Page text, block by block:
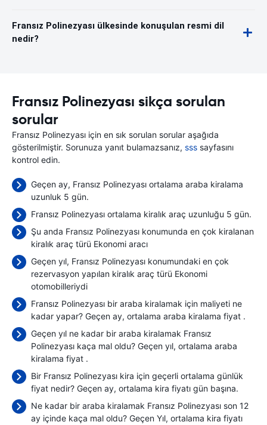
Fransız Polinezyası ülkesinde konuşulan resmi dil
nedir?
Fransız Polinezyası sikça sorulan
sorular
Fransız Polinezyası için en sık sorulan sorular aşağıda
gösterilmiştir. Sorunuza yanıt bulamazsanız, sss sayfasını
kontrol edin.
Geçen ay, Fransız Polinezyası ortalama araba kiralama
uzunluk 5 gün.
Fransız Polinezyası ortalama kiralık araç uzunluğu 5 gün.
Şu anda Fransız Polinezyası konumunda en çok kiralanan
kiralık araç türü Ekonomi aracı
Geçen yıl, Fransız Polinezyası konumundaki en çok
rezervasyon yapılan kiralık araç türü Ekonomi
otomobilleriydi
Fransız Polinezyası bir araba kiralamak için maliyeti ne
kadar yapar? Geçen ay, ortalama araba kiralama fiyat .
Geçen yıl ne kadar bir araba kiralamak Fransız
Polinezyası kaça mal oldu? Geçen yıl, ortalama araba
kiralama fiyat .
Bir Fransız Polinezyası kira için geçerli ortalama günlük
fiyat nedir? Geçen ay, ortalama kira fiyatı gün başına.
Ne kadar bir araba kiralamak Fransız Polinezyası son 12
ay içinde kaça mal oldu? Geçen Yıl, ortalama kira fiyatı